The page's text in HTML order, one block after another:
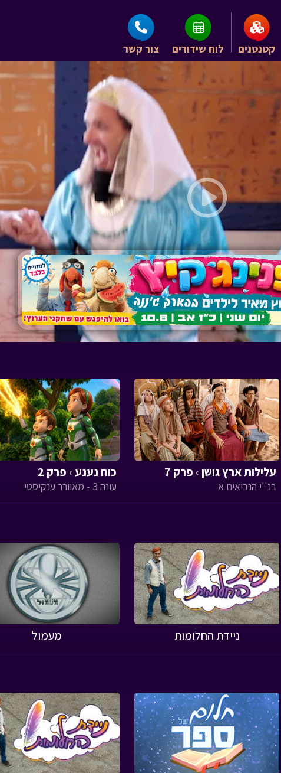
צור קשר
לוח שידורים קטנטנים
עלילות ארץ גושן› פרק 7
בנ''י הנביאים א
כוח נענע› פרק 2
עונה 3 - מאוורר ענקיסטי
ניידת החלומות מעמול